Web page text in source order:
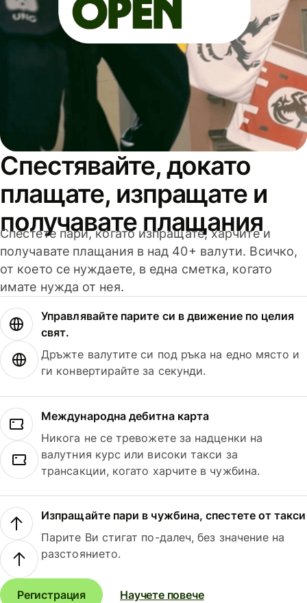
Спестявайте, докато
плащате, изпращате и
получавате плащания
Спестете пари, когато изпращате, харчите и
получавате плащания в над 40+ валути. Всичко,
от което се нуждаете, в една сметка, когато
имате нужда от нея.
Управлявайте парите си в движение по целия
свят.
Дръжте валутите си под ръка на едно място и
ги конвертирайте за секунди.
Международна дебитна карта
Никога не се тревожете за надценки на
валутния курс или високи такси за
трансакции, когато харчите в чужбина.
Изпращайте пари в чужбина, спестете от такси
Парите Ви стигат по-далеч, без значение на
разстоянието.
Регистрация Научете повече